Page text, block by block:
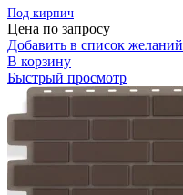
Под кирпич
Цена по запросу
Добавить в список желаний
В корзину
Быстрый просмотр